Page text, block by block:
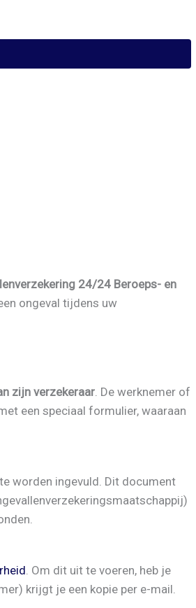
24/24 Beroeps- en
ongeval tijdens uw
zijn verzekeraar. De werknemer of
een speciaal formulier, waaraan
worden ingevuld. Dit document
. Om dit uit te voeren, heb je
krijgt je een kopie per e-mail.